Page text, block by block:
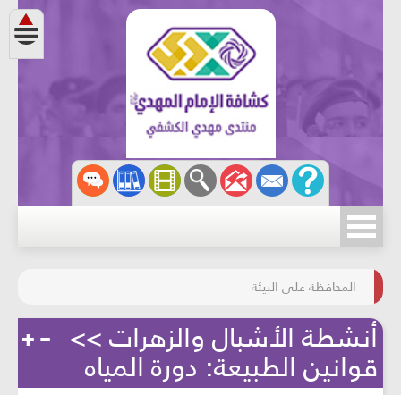
مسابقة الركب الحسينيّ
المحافظة على البيئة
أنشطة الأشبال والزهرات >>
قوانين الطبيعة: دورة المياه